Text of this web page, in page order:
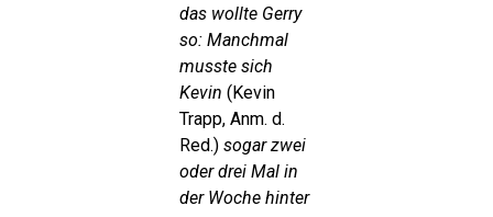
das wollte Gerry
so: Manchmal
musste sich
Kevin (Kevin
Trapp, Anm. d.
Red.) sogar zwei
oder drei Mal in
der Woche hinter